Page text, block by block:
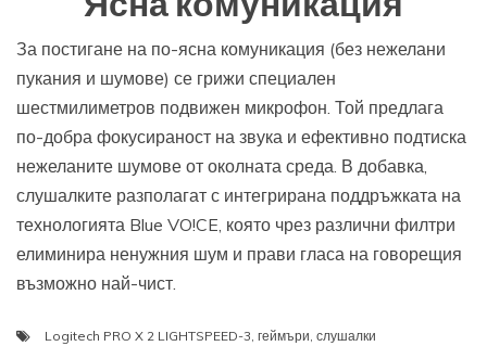
За постигане на по-ясна комуникация (без нежелани
пукания и шумове) се грижи специален
шестмилиметров подвижен микрофон. Той предлага
по-добра фокусираност на звука и ефективно подтиска
нежеланите шумове от околната среда. В добавка,
слушалките разполагат с интегрирана поддръжката на
технологията Blue VO!CE, която чрез различни филтри
елиминира ненужния шум и прави гласа на говорещия
възможно най-чист.
Logitech PRO X 2 LIGHTSPEED-3, геймъри, слушалки